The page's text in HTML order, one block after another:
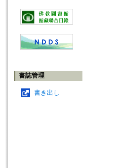
書誌管理
書き出し